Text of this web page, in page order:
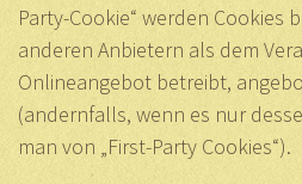
Party-Cookie“ werden Cookies
anderen Anbietern als dem
Onlineangebot betreibt,
(andernfalls, wenn es nur
man von „First-Party Cookies“).